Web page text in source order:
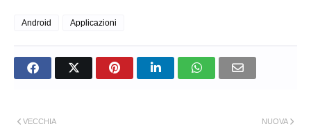
Android Applicazioni
NUOVA
VECCHIA